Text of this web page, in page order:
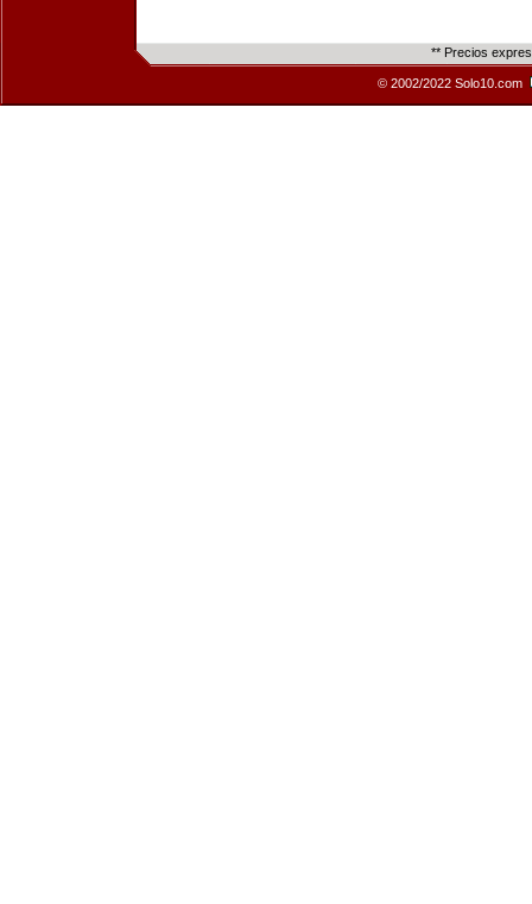
** Precios
© 2002/2022 Solo10.com